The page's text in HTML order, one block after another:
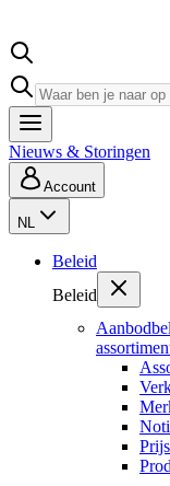
Nieuws & Storingen
Account
NL
Beleid
Beleid